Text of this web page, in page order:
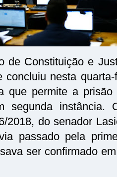
de Constituição e
concluiu nesta
que permite a
segunda
2018, do senador
passado pela
ser confirmado